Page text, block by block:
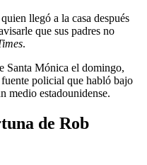
llegó a la casa después
que sus padres no
.
Santa Mónica el domingo,
fuente policial que habló bajo
medio estadounidense.
de Rob